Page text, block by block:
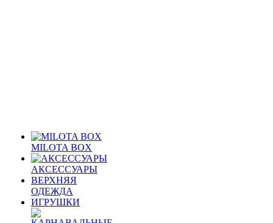
MILOTA BOX
АКСЕССУАРЫ
ВЕРХНЯЯ
ОДЕЖДА
ИГРУШКИ